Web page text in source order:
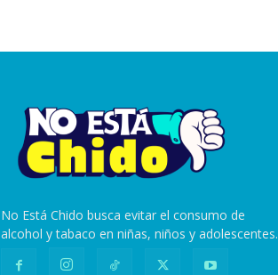
No Está Chido busca evitar el consumo de
alcohol y tabaco en niñas, niños y adolescentes.